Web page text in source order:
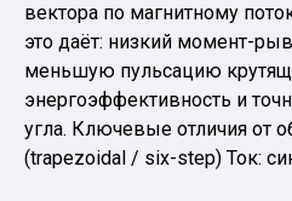
вектора по магнитному
это даёт: низкий момент-
меньшую пульсацию
энергоэффективность и
угла. Ключевые отличия от
(trapezoidal / six-step) Ток: